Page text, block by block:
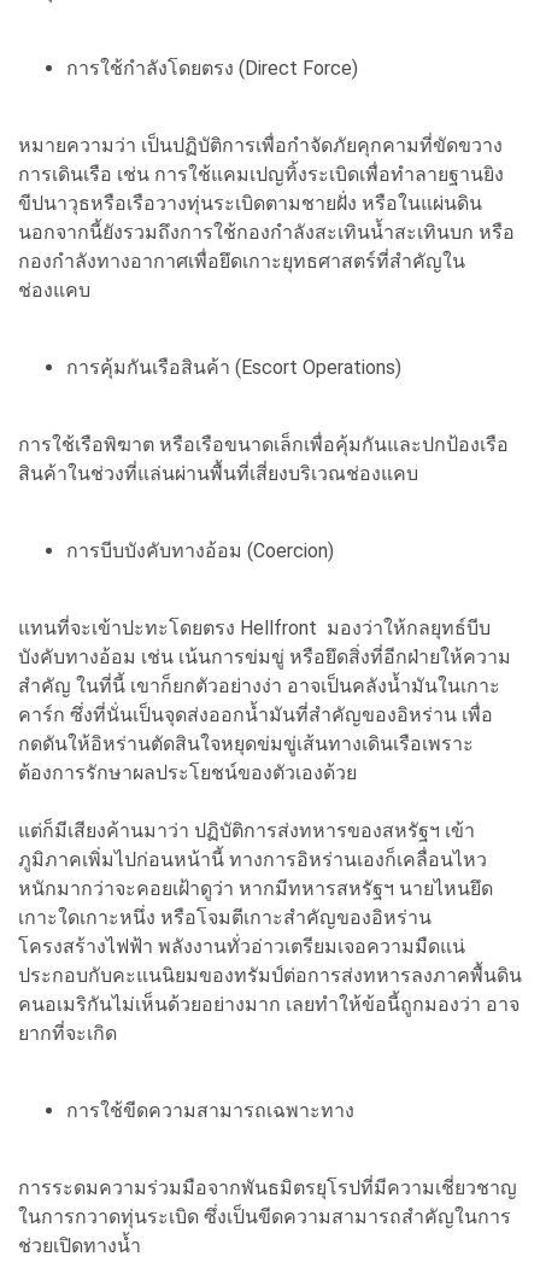
การใช้กำลังโดยตรง (Direct Force)
หมายความว่า เป็นปฏิบัติการเพื่อกำจัดภัยคุกคามที่ขัดขวาง
การเดินเรือ เช่น การใช้แคมเปญทิ้งระเบิดเพื่อทำลายฐานยิง
ขีปนาวุธหรือเรือวางทุ่นระเบิดตามชายฝั่ง หรือในแผ่นดิน
นอกจากนี้ยังรวมถึงการใช้กองกำลังสะเทินน้ำสะเทินบก หรือ
กองกำลังทางอากาศเพื่อยึดเกาะยุทธศาสตร์ที่สำคัญใน
ช่องแคบ
การคุ้มกันเรือสินค้า (Escort Operations)
การใช้เรือพิฆาต หรือเรือขนาดเล็กเพื่อคุ้มกันและปกป้องเรือ
สินค้าในช่วงที่แล่นผ่านพื้นที่เสี่ยงบริเวณช่องแคบ
การบีบบังคับทางอ้อม (Coercion)
แทนที่จะเข้าปะทะโดยตรง Hellfront มองว่าให้กลยุทธ์บีบ
บังคับทางอ้อม เช่น เน้นการข่มขู่ หรือยึดสิ่งที่อีกฝ่ายให้ความ
สำคัญ ในที่นี้ เขาก็ยกตัวอย่างง่า อาจเป็นคลังน้ำมันในเกาะ
คาร์ก ซึ่งที่นั่นเป็นจุดส่งออกน้ำมันที่สำคัญของอิหร่าน เพื่อ
กดดันให้อิหร่านตัดสินใจหยุดข่มขู่เส้นทางเดินเรือเพราะ
ต้องการรักษาผลประโยชน์ของตัวเองด้วย
แต่ก็มีเสียงค้านมาว่า ปฏิบัติการส่งทหารของสหรัฐฯ เข้า
ภูมิภาคเพิ่มไปก่อนหน้านี้ ทางการอิหร่านเองก็เคลื่อนไหว
หนักมากว่าจะคอยเฝ้าดูว่า หากมีทหารสหรัฐฯ นายไหนยึด
เกาะใดเกาะหนึ่ง หรือโจมตีเกาะสำคัญของอิหร่าน
โครงสร้างไฟฟ้า พลังงานทั่วอ่าวเตรียมเจอความมืดแน่
ประกอบกับคะแนนิยมของทรัมป์ต่อการส่งทหารลงภาคพื้นดิน
คนอเมริกันไม่เห็นด้วยอย่างมาก เลยทำให้ข้อนี้ถูกมองว่า อาจ
ยากที่จะเกิด
การใช้ขีดความสามารถเฉพาะทาง
การระดมความร่วมมือจากพันธมิตรยุโรปที่มีความเชี่ยวชาญ
ในการกวาดทุ่นระเบิด ซึ่งเป็นขีดความสามารถสำคัญในการ
ช่วยเปิดทางน้ำ